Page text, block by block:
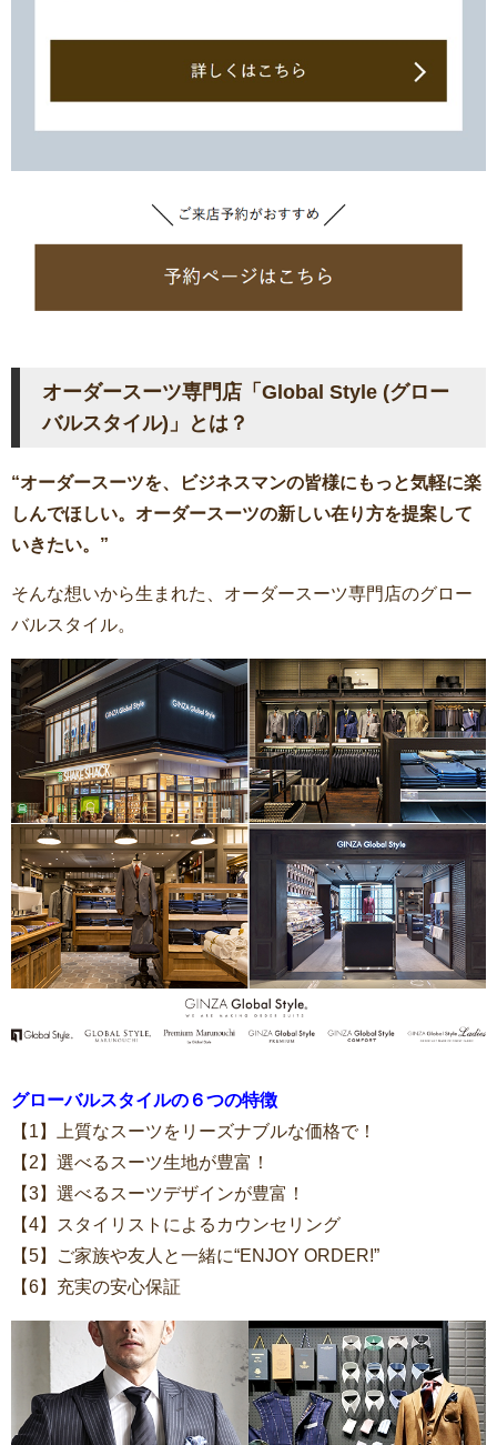
オーダースーツ専門店「Global Style (グロー
バルスタイル)」とは？
“オーダースーツを、ビジネスマンの皆様にもっと気軽に楽
しんでほしい。オーダースーツの新しい在り方を提案して
いきたい。”
そんな想いから生まれた、オーダースーツ専門店のグロー
バルスタイル。
グローバルスタイルの６つの特徴
【1】上質なスーツをリーズナブルな価格で！
【2】選べるスーツ生地が豊富！
【3】選べるスーツデザインが豊富！
【4】スタイリストによるカウンセリング
【5】ご家族や友人と一緒に“ENJOY ORDER!”
【6】充実の安心保証